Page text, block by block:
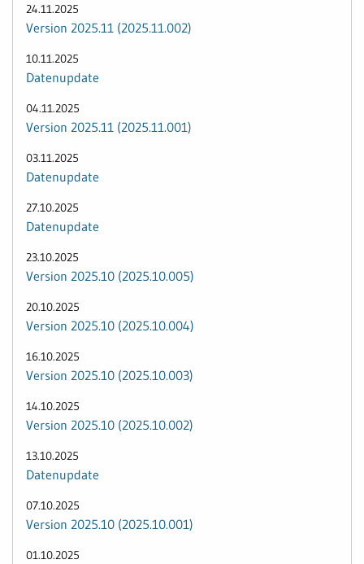
24.11.2025
Version 2025.11 (2025.11.002)
10.11.2025
Datenupdate
04.11.2025
Version 2025.11 (2025.11.001)
03.11.2025
Datenupdate
27.10.2025
Datenupdate
23.10.2025
Version 2025.10 (2025.10.005)
20.10.2025
Version 2025.10 (2025.10.004)
16.10.2025
Version 2025.10 (2025.10.003)
14.10.2025
Version 2025.10 (2025.10.002)
13.10.2025
Datenupdate
07.10.2025
Version 2025.10 (2025.10.001)
01.10.2025